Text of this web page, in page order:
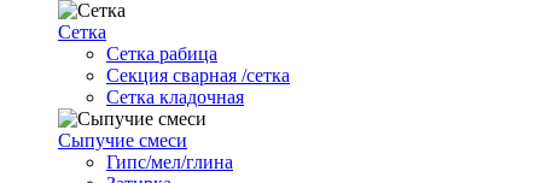
Сетка
Cетка рабица
Секция сварная /сетка
Сетка кладочная
Сыпучие смеси
Гипс/мел/глина